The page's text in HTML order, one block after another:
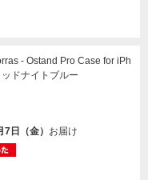
- Ostand Pro Case for iPh
ドナイトブルー
日（金） お届け